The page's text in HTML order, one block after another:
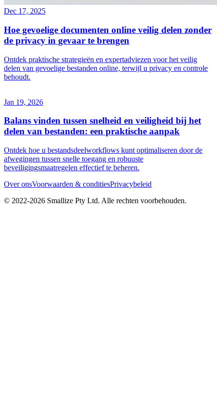
Dec 17, 2025
Hoe gevoelige documenten online veilig delen zonder
de privacy in gevaar te brengen
Ontdek praktische strategieën en expertadviezen voor het veilig
delen van gevoelige bestanden online, terwijl u privacy en controle
behoudt.
Jan 19, 2026
Balans vinden tussen snelheid en veiligheid bij het
delen van bestanden: een praktische aanpak
Ontdek hoe u bestandsdeelworkflows kunt optimaliseren door de
afwegingen tussen snelle toegang en robuuste
beveiligingsmaatregelen effectief te beheren.
Over onsVoorwaarden & conditiesPrivacybeleid
© 2022-2026 Smallize Pty Ltd. Alle rechten voorbehouden.